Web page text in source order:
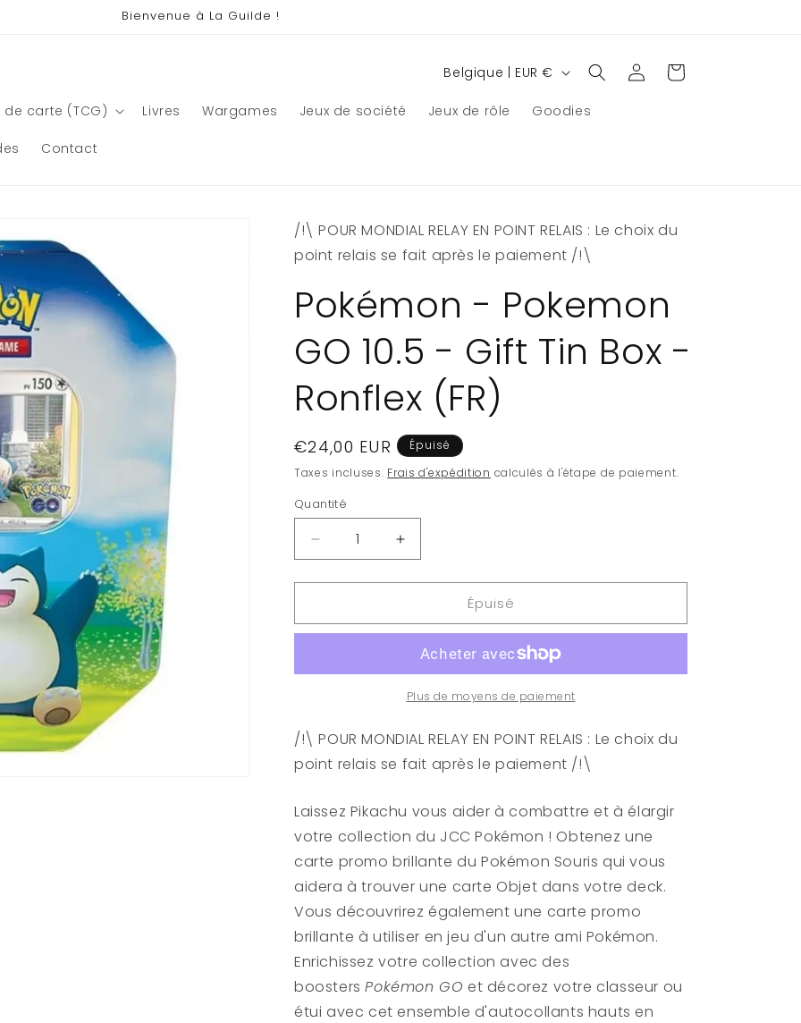
Bienvenue à La Guilde !
de carte (TCG) Livres Wargames Jeux de société Jeux de rôle Goodies
Contact
P
y
é
g
o
n
Belgique | EUR € ConnexionPanier
/!\ POUR MONDIAL RELAY EN POINT RELAIS : Le choix du
point relais se fait après le paiement /!\
Pokémon - Pokemon
GO 10.5 - Gift Tin Box -
Ronflex (FR)
Prix
habituel
€24,00 EUR
Épuisé
Taxes incluses. Frais d'expédition calculés à l'étape de paiement.
Quantité
Quantité
Réduire
la
quantité
Pokémon
GO
Gift
Box
Ronflex
(FR)
Augmenter
la
quantité
Pokémon
Pokemon
GO
10.5
Gift
Box
Ronflex
(FR)
Épuisé
Plus de moyens de paiement
/!\ POUR MONDIAL RELAY EN POINT RELAIS : Le choix du
point relais se fait après le paiement /!\
Laissez Pikachu vous aider à combattre et à élargir
votre collection du JCC Pokémon ! Obtenez une
carte promo brillante du Pokémon Souris qui vous
aidera à trouver une carte Objet dans votre deck.
Vous découvrirez également une carte promo
brillante à utiliser en jeu d'un autre ami Pokémon.
Enrichissez votre collection avec des
boosters Pokémon GO et décorez votre classeur ou
étui avec cet ensemble d'autocollants hauts en